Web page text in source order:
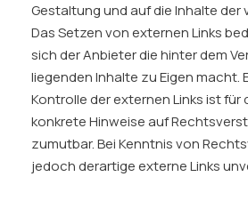
Gestaltung und auf die Inhalte der
Das Setzen von externen Links
sich der Anbieter die hinter dem
liegenden Inhalte zu Eigen macht.
Kontrolle der externen Links ist für
konkrete Hinweise auf
zumutbar. Bei Kenntnis von
jedoch derartige externe Links